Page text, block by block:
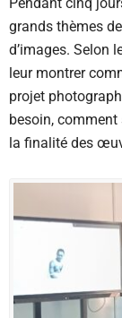
grands thèmes
d’images. Selon
leur montrer
projet
besoin, comment
la finalité des